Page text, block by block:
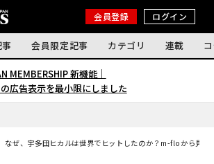
会員登録 ログイン
会員限定記事 カテゴリ 連載
MEMBERSHIP 新機能｜
広告表示を最小限にしました
なぜ、宇多田ヒカルは世界でヒットしたのか？m-floから見た